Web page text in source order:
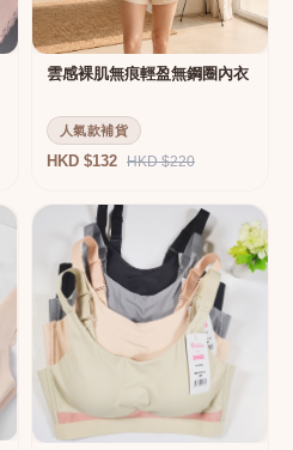
雲感裸肌無痕輕盈無鋼圈內衣
人氣款補貨
HKD $132 HKD $220